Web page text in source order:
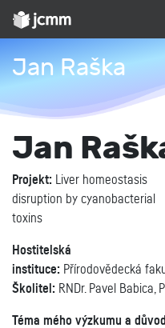
Jan Raška
Jan
Projekt:
Liver homeostasis
disruption by cyanobacterial
toxins
Hostitelská
instituce: Přírodovědecká
Školitel: RNDr. Pavel Babica,
Téma mého výzkumu a